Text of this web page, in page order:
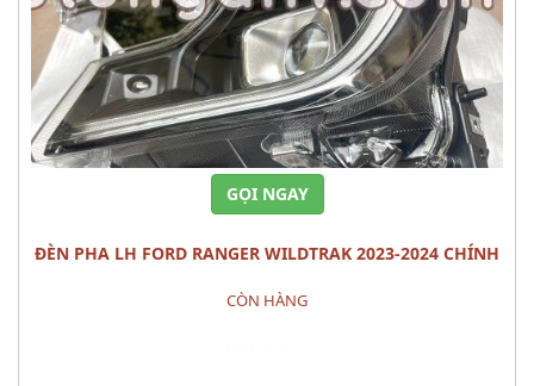
GỌI NGAY
ĐÈN PHA LH FORD RANGER WILDTRAK 2023-2024 CHÍNH
CÒN HÀNG